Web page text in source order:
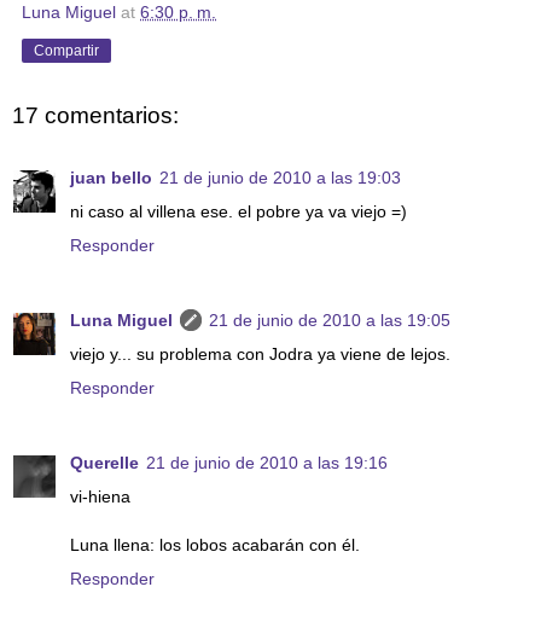
Luna Miguel at 6:30 p. m.
Compartir
17 comentarios:
juan bello 21 de junio de 2010 a las 19:03
ni caso al villena ese. el pobre ya va viejo =)
Responder
Luna Miguel
21 de junio de 2010 a las 19:05
viejo y... su problema con Jodra ya viene de lejos.
Responder
Querelle 21 de junio de 2010 a las 19:16
vi-hiena
Luna llena: los lobos acabarán con él.
Responder